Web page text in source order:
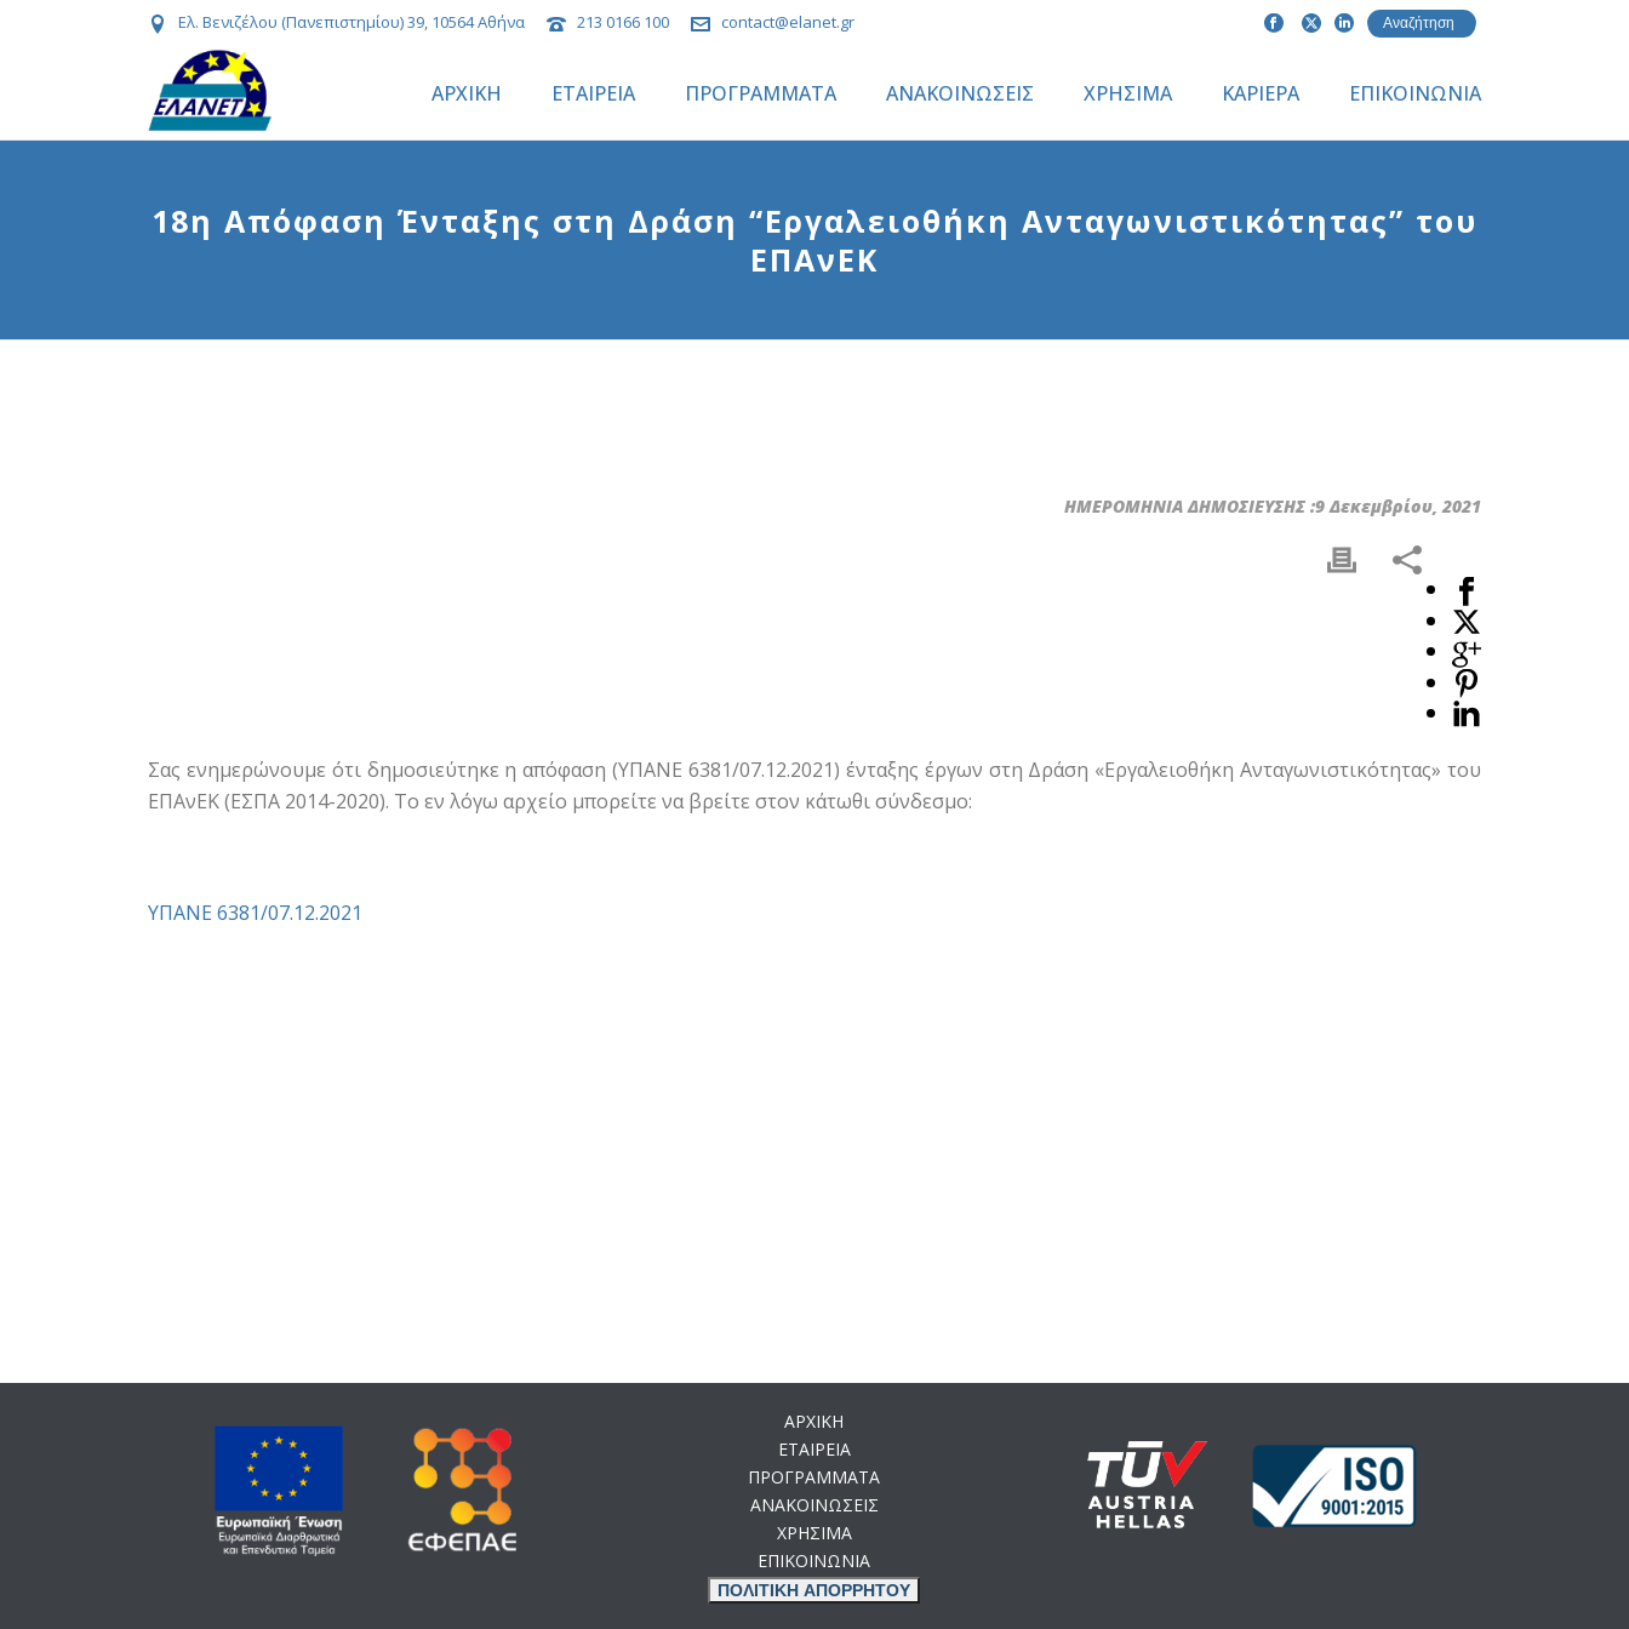
Ελ. Βενιζέλου (Πανεπιστημίου) 39, 10564 Αθήνα 213 0166 100 contact@elanet.gr
ΑΡΧΙΚΗ ΕΤΑΙΡΕΙΑ ΠΡΟΓΡΑΜΜΑΤΑ ΑΝΑΚΟΙΝΩΣΕΙΣ ΧΡΗΣΙΜΑ ΚΑΡΙΕΡΑ ΕΠΙΚΟΙΝΩΝΙΑ
18η Απόφαση Ένταξης στη Δράση “Εργαλειοθήκη Ανταγωνιστικότητας” του
ΕΠΑνΕΚ
ΗΜΕΡΟΜΗΝΙΑ ΔΗΜΟΣΙΕΥΣΗΣ :9 Δεκεμβρίου, 2021
Σας ενημερώνουμε ότι δημοσιεύτηκε η απόφαση (ΥΠΑΝΕ 6381/07.12.2021) ένταξης έργων στη Δράση «Εργαλειοθήκη Ανταγωνιστικότητας» του
ΕΠΑνΕΚ (ΕΣΠΑ 2014-2020). Το εν λόγω αρχείο μπορείτε να βρείτε στον κάτωθι σύνδεσμο:
ΥΠΑΝΕ 6381/07.12.2021
ΑΡΧΙΚΗ
ΕΤΑΙΡΕΙΑ
ΠΡΟΓΡΑΜΜΑΤΑ
ΑΝΑΚΟΙΝΩΣΕΙΣ
ΧΡΗΣΙΜΑ
ΕΠΙΚΟΙΝΩΝΙΑ
ΠΟΛΙΤΙΚΗ ΑΠΟΡΡΗΤΟΥ